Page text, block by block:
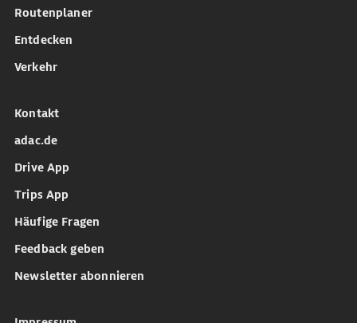
Routenplaner
Entdecken
Verkehr
Kontakt
adac.de
Drive App
Trips App
Häufige Fragen
Feedback geben
Newsletter abonnieren